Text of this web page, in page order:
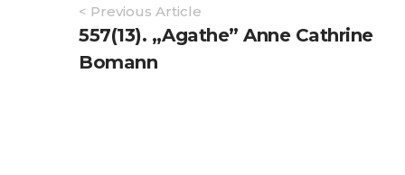
Article
Navigation
< Previous Article
557(13). „Agathe” Anne Cathrine
Bomann